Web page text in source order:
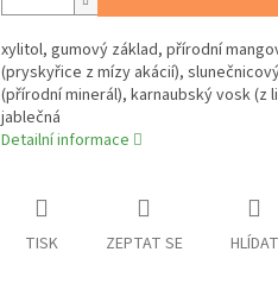
xylitol, gumový základ, přírodní
(pryskyřice z mízy akácií),
(přírodní minerál), karnaubský vosk (z
jablečná
Detailní informace
TISK ZEPTAT SE HLÍDAT